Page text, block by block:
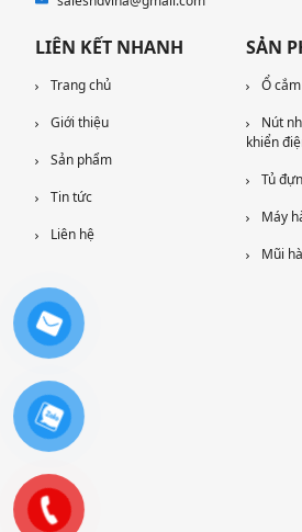
LIÊN KẾT NHANH
Trang chủ
Giới thiệu
Sản phẩm
Tin tức
Liên hệ
SẢN
Ổ
Nút
khiển
Tủ
Máy
Mũi